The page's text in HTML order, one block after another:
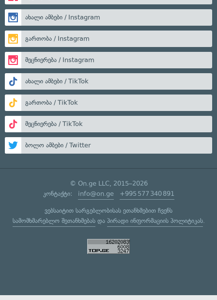
ახალი ამბები / Instagram
გართობა / Instagram
მეცნიერება / Instagram
ახალი ამბები / TikTok
გართობა / TikTok
მეცნიერება / TikTok
ბოლო ამბები / Twitter
© On.ge LLC, 2015–2026
კონტაქტი: info@on.ge +995 577 340 891
ვებსაიტით სარგებლობისას ეთანხმებით ჩვენს
სამომხმარებლო შეთანხმებასდა პირადი ინფორმაციის პოლიტიკას.